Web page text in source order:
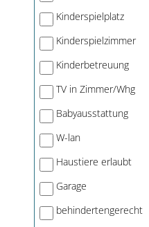
Kinderspielplatz
Kinderspielzimmer
Kinderbetreuung
TV in Zimmer/Whg
Babyausstattung
W-lan
Haustiere erlaubt
Garage
behindertengerecht